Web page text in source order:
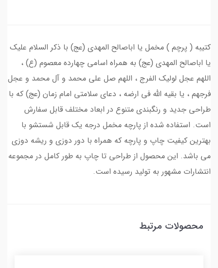
کتیبه ( پرچم ) مخمل یا اباصالح المهدی (عج) با ذکر السلام علیک
یا اباصالح المهدی (عج) به همراه اسامی چهارده معصوم (ع) ،
اللهم عجل لولیک الفرج ، اللهم صل علی محمد و آل محمد و عجل
فرجهم ، یا بقیه الله فی ارضه ، دعای سلامتی امام زمان (عج) که با
طراحی جدید و رنگبندی متنوع در ابعاد مختلف قابل سفارش
است. استفاده شده از پارچه مخمل درجه یک قابل شستشو با
بهترین کیفیت چاپ و پارچه که همراه با دور دوزی و ریشه دوزی
می باشد. این محصول از طراحی تا چاپ به طور کامل در مجموعه
انتشارات مشهور به تولید رسیده است.
محصولات مرتبط